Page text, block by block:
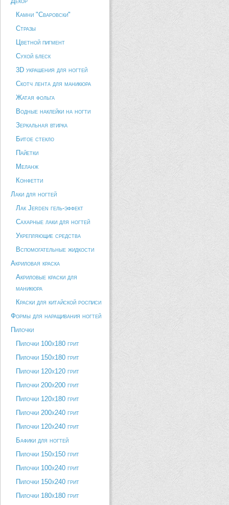
Камни "Сваровски"
Стразы
Цветной пигмент
Сухой блеск
3D украшения для ногтей
Скотч лента для маникюра
Жатая фольга
Водные наклейки на ногти
Зеркальная втирка
Битое стекло
Пайетки
Меланж
Конфетти
Лаки для ногтей
Лак Jerden гель-эффект
Сахарные лаки для ногтей
Укрепляющие средства
Вспомогательные жидкости
Акриловая краска
Акриловые краски для
маникюра
Краски для китайской росписи
Формы для наращивания ногтей
Пилочки
Пилочки 100х180 грит
Пилочки 150х180 грит
Пилочки 120х120 грит
Пилочки 200х200 грит
Пилочки 120х180 грит
Пилочки 200х240 грит
Пилочки 120х240 грит
Бафики для ногтей
Пилочки 150х150 грит
Пилочки 100х240 грит
Пилочки 150х240 грит
Пилочки 180х180 грит